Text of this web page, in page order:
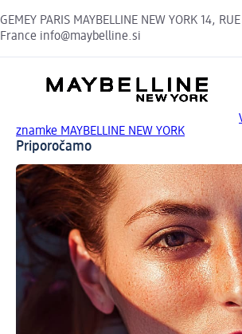
GEMEY PARIS MAYBELLINE NEW YORK 14,
France info@maybelline.si
znamke MAYBELLINE NEW YORK
Priporočamo